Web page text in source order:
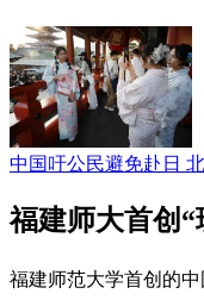
中国吁公民避免赴日
福建师大首创
福建师范大学首创的